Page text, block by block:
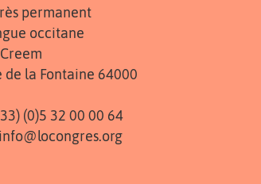
permanent
occitane
de la Fontaine 64000
(0)5 32 00 00 64